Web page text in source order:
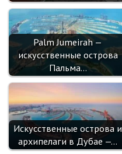
Palm Jumeirah —
искусственные острова
Пальма…
Искусственные острова и
архипелаги в Дубае —…